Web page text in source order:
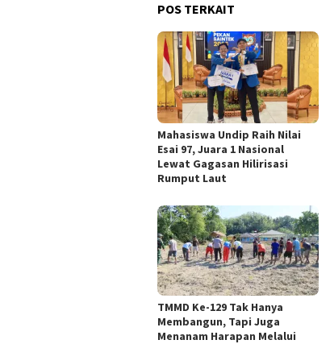
POS TERKAIT
Mahasiswa Undip Raih Nilai
Esai 97, Juara 1 Nasional
Lewat Gagasan Hilirisasi
Rumput Laut
TMMD Ke-129 Tak Hanya
Membangun, Tapi Juga
Menanam Harapan Melalui